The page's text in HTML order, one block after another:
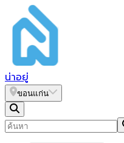
น่าอยู่
ขอนแก่น